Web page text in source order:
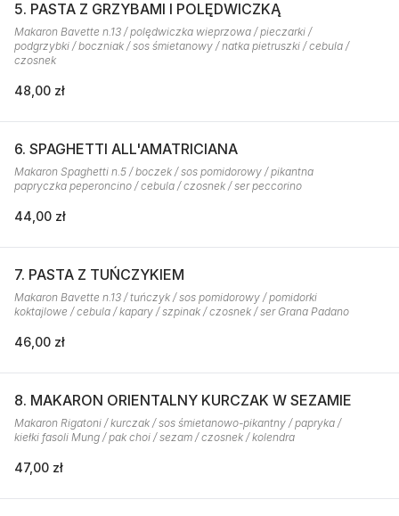
5. PASTA Z GRZYBAMI I POLĘDWICZKĄ
Makaron Bavette n.13 / polędwiczka wieprzowa / pieczarki /
podgrzybki / boczniak / sos śmietanowy / natka pietruszki / cebula /
czosnek
48,00 zł
6. SPAGHETTI ALL'AMATRICIANA
Makaron Spaghetti n.5 / boczek / sos pomidorowy / pikantna
papryczka peperoncino / cebula / czosnek / ser peccorino
44,00 zł
7. PASTA Z TUŃCZYKIEM
Makaron Bavette n.13 / tuńczyk / sos pomidorowy / pomidorki
koktajlowe / cebula / kapary / szpinak / czosnek / ser Grana Padano
46,00 zł
8. MAKARON ORIENTALNY KURCZAK W SEZAMIE
Makaron Rigatoni / kurczak / sos śmietanowo-pikantny / papryka /
kiełki fasoli Mung / pak choi / sezam / czosnek / kolendra
47,00 zł